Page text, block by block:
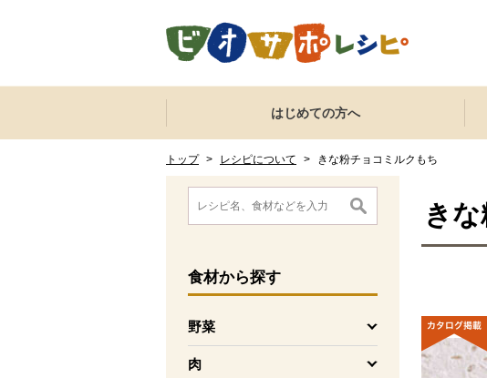
ここからサイト内共通メニューです。
サイト内共通メニューをスキップする
はじめての方へ
トップ > レシピについて > きな粉チョコミルクもち
ここから消費材検索メニューです。
食材から探す
野菜
を開く
肉
を開く
消費材検索メニューここまで。
ここから本文です。
き